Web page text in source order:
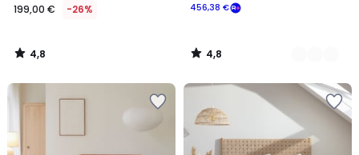
199,00 € -26%
4,8
/
456,38 €
4,8
/